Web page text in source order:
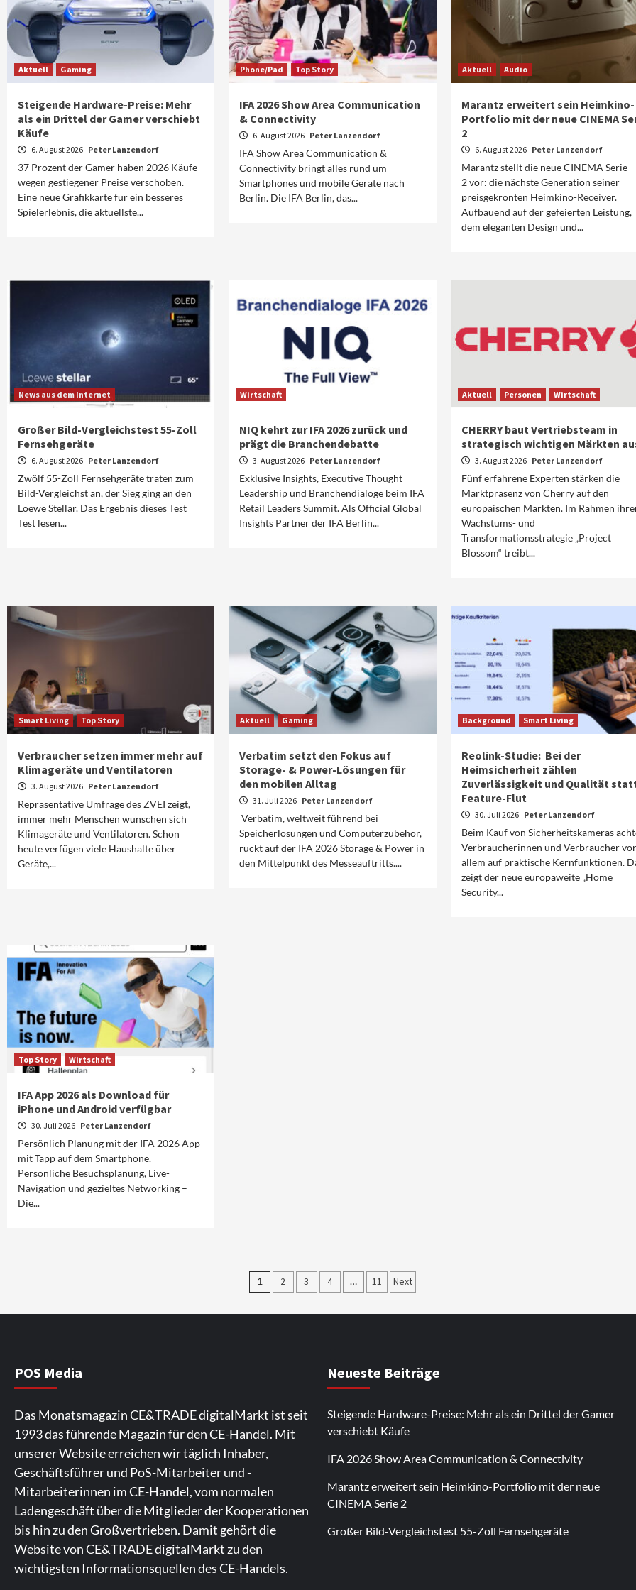
Aktuell Gaming
Steigende Hardware-Preise: Mehr
als ein Drittel der Gamer verschiebt
Käufe
6. August 2026 Peter Lanzendorf
37 Prozent der Gamer haben 2026 Käufe
wegen gestiegener Preise verschoben.
Eine neue Grafikkarte für ein besseres
Spielerlebnis, die aktuellste...
Phone/Pad Top Story
IFA 2026 Show Area Communication
& Connectivity
6. August 2026 Peter Lanzendorf
IFA Show Area Communication &
Connectivity bringt alles rund um
Smartphones und mobile Geräte nach
Berlin. Die IFA Berlin, das...
Aktuell Audio
Marantz erweitert sein Heimkino-
Portfolio mit der neue CINEMA
2
6. August 2026 Peter Lanzendorf
Marantz stellt die neue CINEMA Serie
2 vor: die nächste Generation seiner
preisgekrönten Heimkino-Receiver.
Aufbauend auf der gefeierten Leistung,
dem eleganten Design und...
News aus dem Internet
Großer Bild-Vergleichstest 55-Zoll
Fernsehgeräte
6. August 2026 Peter Lanzendorf
Zwölf 55-Zoll Fernsehgeräte traten zum
Bild-Vergleichst an, der Sieg ging an den
Loewe Stellar. Das Ergebnis dieses Test
Test lesen...
Wirtschaft
NIQ kehrt zur IFA 2026 zurück und
prägt die Branchendebatte
3. August 2026 Peter Lanzendorf
Exklusive Insights, Executive Thought
Leadership und Branchendialoge beim IFA
Retail Leaders Summit. Als Official Global
Insights Partner der IFA Berlin...
Aktuell Personen Wirtschaft
CHERRY baut Vertriebsteam in
strategisch wichtigen Märkten
3. August 2026 Peter Lanzendorf
Fünf erfahrene Experten stärken die
Marktpräsenz von Cherry auf den
europäischen Märkten. Im Rahmen
Wachstums- und
Transformationsstrategie „Project
Blossom“ treibt...
Smart Living Top Story
Verbraucher setzen immer mehr auf
Klimageräte und Ventilatoren
3. August 2026 Peter Lanzendorf
Repräsentative Umfrage des ZVEI zeigt,
immer mehr Menschen wünschen sich
Klimageräte und Ventilatoren. Schon
heute verfügen viele Haushalte über
Geräte,...
Aktuell Gaming
Verbatim setzt den Fokus auf
Storage- & Power-Lösungen für
den mobilen Alltag
31. Juli 2026 Peter Lanzendorf
Verbatim, weltweit führend bei
Speicherlösungen und Computerzubehör,
rückt auf der IFA 2026 Storage & Power in
den Mittelpunkt des Messeauftritts....
Background Smart Living
Reolink-Studie: Bei der
Heimsicherheit zählen
Zuverlässigkeit und Qualität
Feature-Flut
30. Juli 2026 Peter Lanzendorf
Beim Kauf von Sicherheitskameras
Verbraucherinnen und Verbraucher vor
allem auf praktische Kernfunktionen.
zeigt der neue europaweite „Home
Security...
Top Story Wirtschaft
IFA App 2026 als Download für
iPhone und Android verfügbar
30. Juli 2026 Peter Lanzendorf
Persönlich Planung mit der IFA 2026 App
mit Tapp auf dem Smartphone.
Persönliche Besuchsplanung, Live-
Navigation und gezieltes Networking –
Die...
Seitennummerierung
der
1 2 3 4 … 11 Next
POS Media
Das Monatsmagazin CE&TRADE digitalMarkt ist seit
1993 das führende Magazin für den CE-Handel. Mit
unserer Website erreichen wir täglich Inhaber,
Geschäftsführer und PoS-Mitarbeiter und -
Mitarbeiterinnen im CE-Handel, vom normalen
Ladengeschäft über die Mitglieder der Kooperationen
bis hin zu den Großvertrieben. Damit gehört die
Website von CE&TRADE digitalMarkt zu den
wichtigsten Informationsquellen des CE-Handels.
Neueste Beiträge
Steigende Hardware-Preise: Mehr als ein Drittel der Gamer
verschiebt Käufe
IFA 2026 Show Area Communication & Connectivity
Marantz erweitert sein Heimkino-Portfolio mit der neue
CINEMA Serie 2
Großer Bild-Vergleichstest 55-Zoll Fernsehgeräte